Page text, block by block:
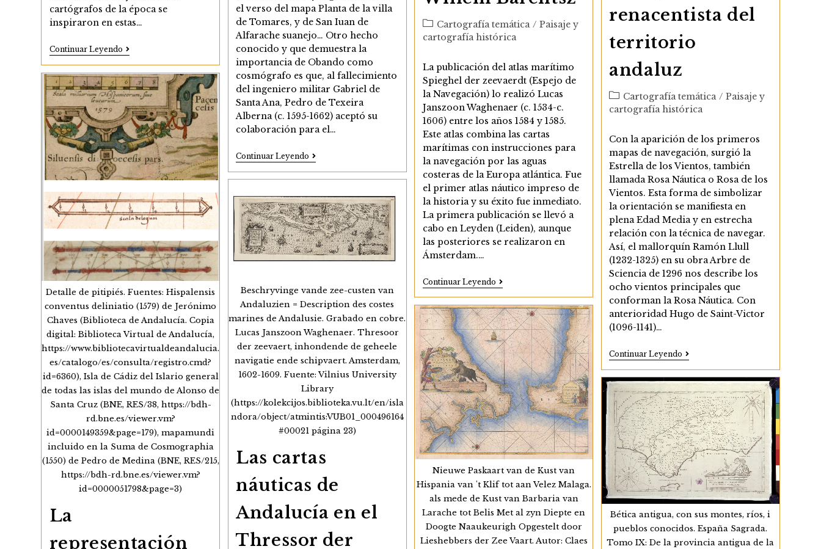
cartógrafos de la época se
inspiraron en estas…
Continuar LeyendoMonstruos
Las
Costas
Andaluzas
En
La
Cartografía
Del
XVI
el verso del mapa Planta de la villa
de Tomares, y de San Iuan de
Alfarache suanejo… Otro hecho
conocido y que demuestra la
importancia de Obando como
cosmógrafo es que, al fallecimiento
del ingeniero militar Gabriel de
Santa Ana, Pedro de Texeira
Alberna (c. 1595-1662) aceptó su
colaboración para el…
Continuar Leyendo Las
Plantas
De
Villas
De
Peñaflor
(1628)
Y
San
Juan
De
Tomares
(1628)
De
Miguel
De
Obando
Categoría
de
entrada:
Cartografía temática / Paisaje y
cartografía histórica
La publicación del atlas marítimo
Spieghel der zeevaerdt (Espejo de
la Navegación) lo realizó Lucas
Janszoon Waghenaer (c. 1534-c.
1606) entre los años 1584 y 1585.
Este atlas combina las cartas
marítimas con instrucciones para
la navegación por las aguas
costeras de la Europa atlántica. Fue
el primer atlas náutico impreso de
la historia y su éxito fue inmediato.
La primera publicación se llevó a
cabo en Leyden (Leiden), aunque
las posteriores se realizaron en
Ámsterdam.…
Continuar LeyendoLas
Cartas
De
La
Costa
Andaluza
Del
Nieuwe
Beschryvinghe
Ende
Caertboeck
Vande
Midlandtsche
Zee
(1595)
De
Willem
Barentsz
renacentista del
territorio
andaluz
Categoría
de
entrada:
Cartografía temática / Paisaje y
cartografía histórica
Con la aparición de los primeros
mapas de navegación, surgió la
Estrella de los Vientos, también
llamada Rosa Náutica o Rosa de los
Vientos. Esta forma de simbolizar
la orientación se manifiesta en
plena Edad Media y en estrecha
relación con la técnica de navegar.
Así, el mallorquín Ramón Llull
(1232-1325) en su obra Arbre de
Sciencia de 1296 nos describe los
ocho vientos principales que
conforman la Rosa Náutica. Con
anterioridad Hugo de Saint-Victor
(1096-1141)…
Continuar Leyendo La
Rosa
De
Los
Vientos
En
La
Cartografía
Renacentista
Del
Territorio
Andaluz
Detalle de pitipiés. Fuentes: Hispalensis
conventus deliniatio (1579) de Jerónimo
Chaves (Biblioteca de Andalucía. Copia
digital: Biblioteca Virtual de Andalucía,
https://www.bibliotecavirtualdeandalucia.
es/catalogo/es/consulta/registro.cmd?
id=6360), Isla de Cádiz del Islario general
de todas las islas del mundo de Alonso de
Santa Cruz (BNE, RES/38, https://bdh-
rd.bne.es/viewer.vm?
id=0000149359&page=179), mapamundi
incluido en la Suma de Cosmographia
(1550) de Pedro de Medina (BNE, RES/215,
https://bdh-rd.bne.es/viewer.vm?
id=0000051798&page=3)
La
representación
Beschryvinge vande zee-custen van
Andaluzien = Description des costes
marines de Andalusie. Grabado en cobre.
Lucas Janszoon Waghenaer. Thresoor
der zeevaert, inhondende de geheele
navigatie ende schipvaert. Amsterdam,
1602-1609. Fuente: Vilnius University
Library
(https://kolekcijos.biblioteka.vu.lt/en/isla
ndora/object/atmintis:VUB01_000496164
#00021 página 23)
Las cartas
náuticas de
Andalucía en el
Thressor der
Nieuwe Paskaart van de Kust van
Hispania van 't Klif tot aan Velez Malaga.
als mede de Kust van Barbaria van
Larache tot Belis Met al zyn Diepte en
Doogte Naaukeurigh Opgestelt door
Lieshebbers der Zee Vaart. Autor: Claes
Bética antigua, con sus montes, ríos, i
pueblos conocidos. España Sagrada.
Tomo IX: De la provincia antigua de la